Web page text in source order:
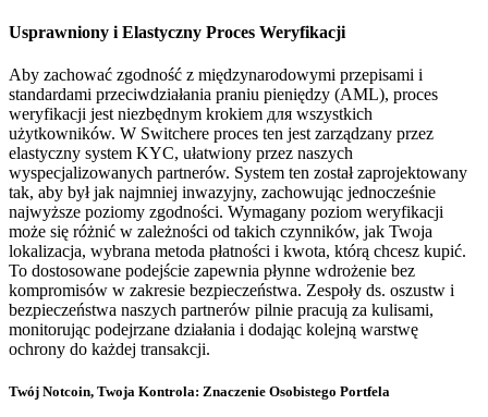
Usprawniony i Elastyczny Proces Weryfikacji
Aby zachować zgodność z międzynarodowymi przepisami i
standardami przeciwdziałania praniu pieniędzy (AML), proces
weryfikacji jest niezbędnym krokiem для wszystkich
użytkowników. W Switchere proces ten jest zarządzany przez
elastyczny system KYC, ułatwiony przez naszych
wyspecjalizowanych partnerów. System ten został zaprojektowany
tak, aby był jak najmniej inwazyjny, zachowując jednocześnie
najwyższe poziomy zgodności. Wymagany poziom weryfikacji
może się różnić w zależności od takich czynników, jak Twoja
lokalizacja, wybrana metoda płatności i kwota, którą chcesz kupić.
To dostosowane podejście zapewnia płynne wdrożenie bez
kompromisów w zakresie bezpieczeństwa. Zespoły ds. oszustw i
bezpieczeństwa naszych partnerów pilnie pracują za kulisami,
monitorując podejrzane działania i dodając kolejną warstwę
ochrony do każdej transakcji.
Twój Notcoin, Twoja Kontrola: Znaczenie Osobistego Portfela